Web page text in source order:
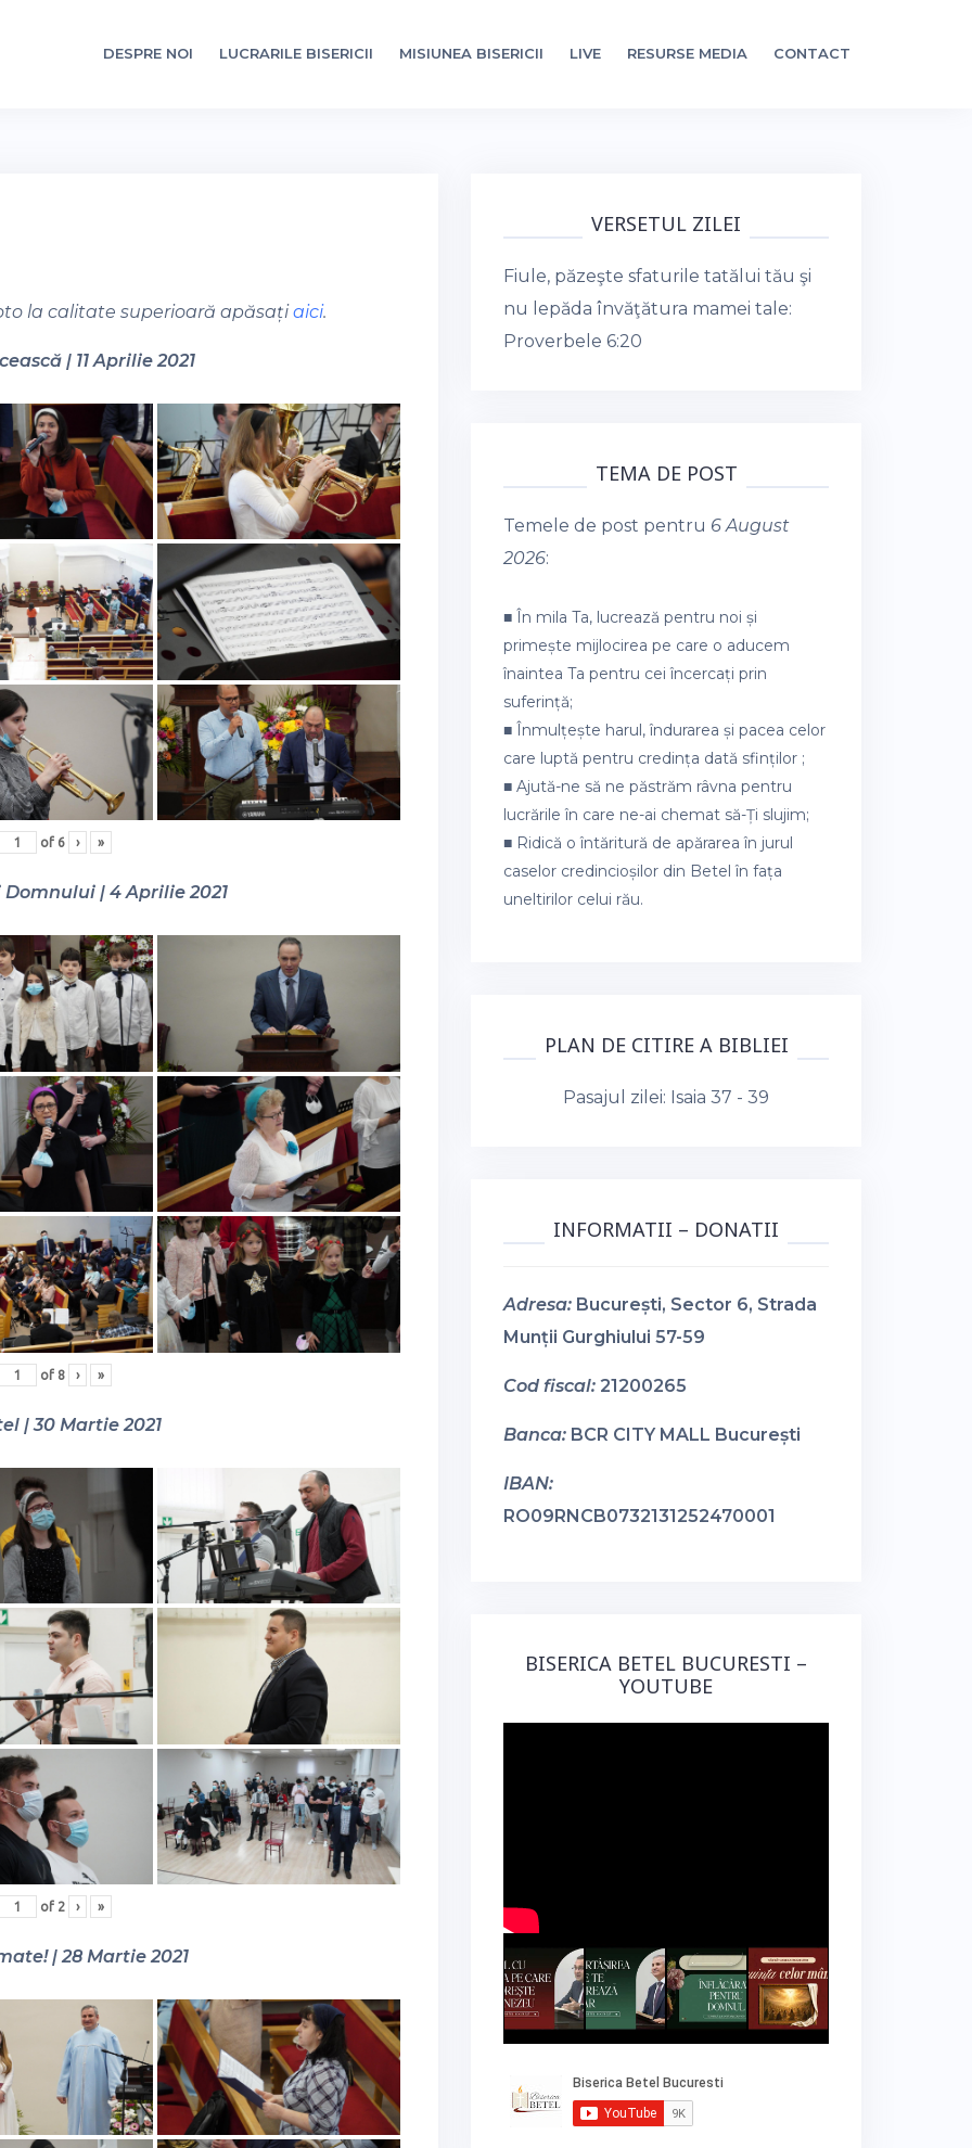
DESPRE NOI LUCRARILE BISERICII MISIUNEA BISERICII LIVE RESURSE MEDIA CONTACT
la calitate superioară apăsațiaici.
| 11 Aprilie 2021
of 6 › »
| 4 Aprilie 2021
of 8 › »
| 30 Martie 2021
of 2 › »
| 28 Martie 2021
VERSETUL ZILEI
Fiule, păzeşte sfaturile tatălui tău şi
nu lepăda învăţătura mamei tale:
Proverbele 6:20
TEMA DE POST
Temele de post pentru 6 August
2026:
■ În mila Ta, lucrează pentru noi și
primește mijlocirea pe care o aducem
înaintea Ta pentru cei încercați prin
suferință;
■ Înmulțește harul, îndurarea și pacea celor
care luptă pentru credința dată sfinților ;
■ Ajută-ne să ne păstrăm râvna pentru
lucrările în care ne-ai chemat să-Ți slujim;
■ Ridică o întăritură de apărarea în jurul
caselor credincioșilor din Betel în fața
uneltirilor celui rău.
PLAN DE CITIRE A BIBLIEI
Pasajul zilei: Isaia 37 - 39
INFORMATII – DONATII
Adresa: București, Sector 6, Strada
Munții Gurghiului 57-59
Cod fiscal: 21200265
Banca: BCR CITY MALL București
IBAN:
RO09RNCB0732131252470001
BISERICA BETEL BUCURESTI –
YOUTUBE